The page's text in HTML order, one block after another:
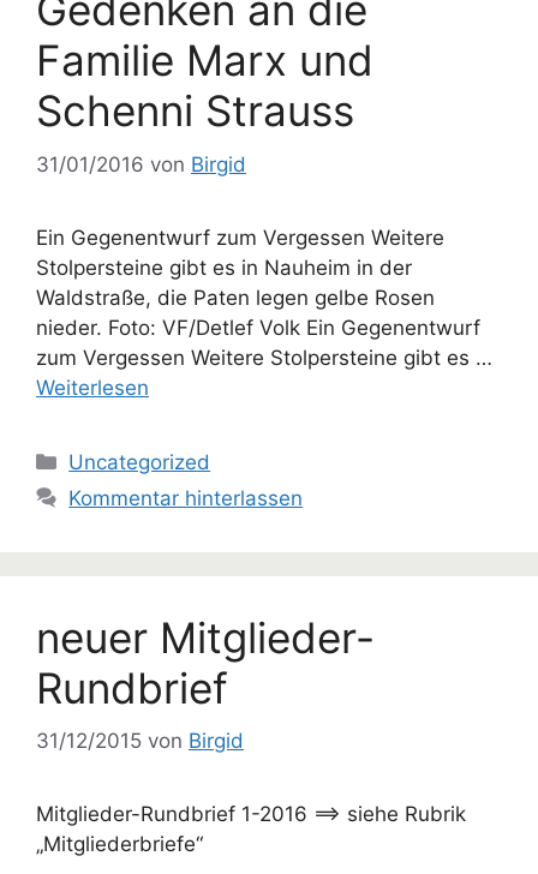
Familie Marx und
Schenni Strauss
31/01/2016 von Birgid
Ein Gegenentwurf zum Vergessen Weitere
Stolpersteine gibt es in Nauheim in der
Waldstraße, die Paten legen gelbe Rosen
nieder. Foto: VF/Detlef Volk Ein Gegenentwurf
zum Vergessen Weitere Stolpersteine gibt es …
Weiterlesen
Kategorien
Uncategorized
Kommentar hinterlassen
neuer Mitglieder-
Rundbrief
31/12/2015 von Birgid
Mitglieder-Rundbrief 1-2016 ==> siehe Rubrik
„Mitgliederbriefe“